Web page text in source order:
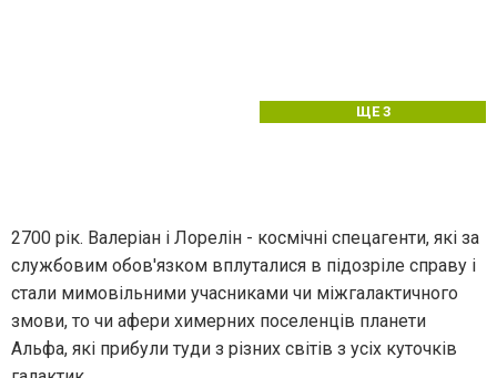
ЩЕ 3
2700 рік. Валеріан і Лорелін - космічні спецагенти, які за
службовим обов'язком вплуталися в підозріле справу і
стали мимовільними учасниками чи міжгалактичного
змови, то чи афери химерних поселенців планети
Альфа, які прибули туди з різних світів з усіх куточків